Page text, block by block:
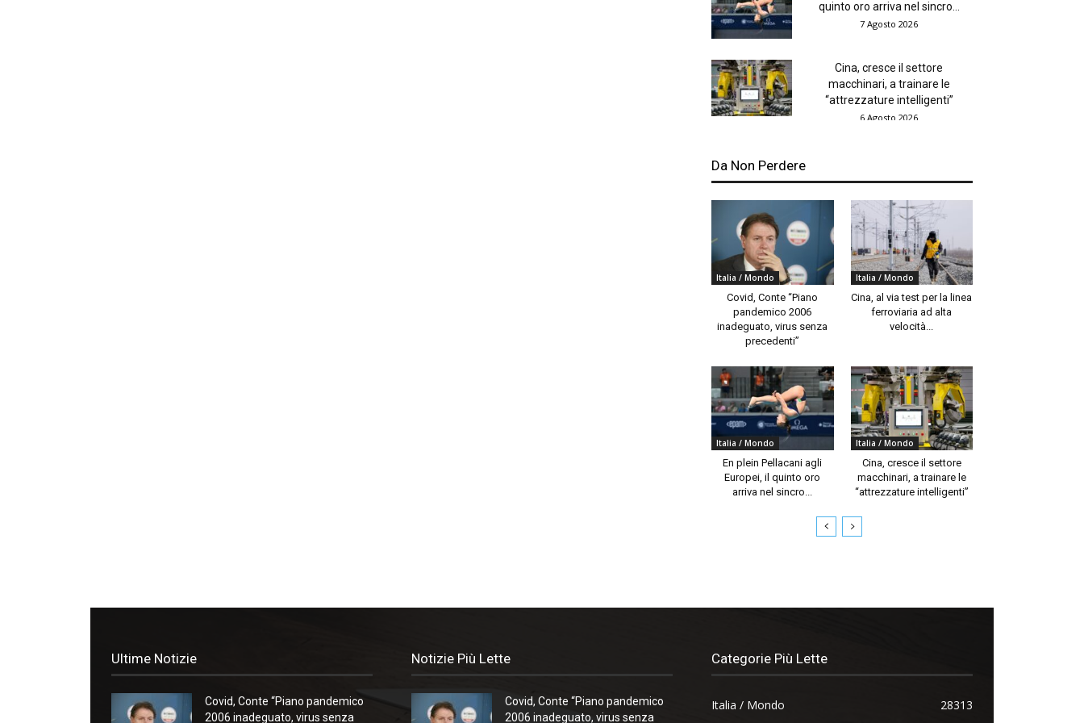
quinto oro arriva nel sincro...
7 Agosto 2026
Cina, cresce il settore
macchinari, a trainare le
“attrezzature intelligenti”
6 Agosto 2026
Da Non Perdere
Italia / Mondo
Covid, Conte “Piano
pandemico 2006
inadeguato, virus senza
precedenti”
Italia / Mondo
Cina, al via test per la linea
ferroviaria ad alta
velocità...
Italia / Mondo
En plein Pellacani agli
Europei, il quinto oro
arriva nel sincro...
Italia / Mondo
Cina, cresce il settore
macchinari, a trainare le
“attrezzature intelligenti”
Ultime Notizie
Covid, Conte “Piano pandemico
2006 inadeguato, virus senza
Notizie Più Lette
Covid, Conte “Piano pandemico
2006 inadeguato, virus senza
Categorie Più Lette
Italia / Mondo
28313